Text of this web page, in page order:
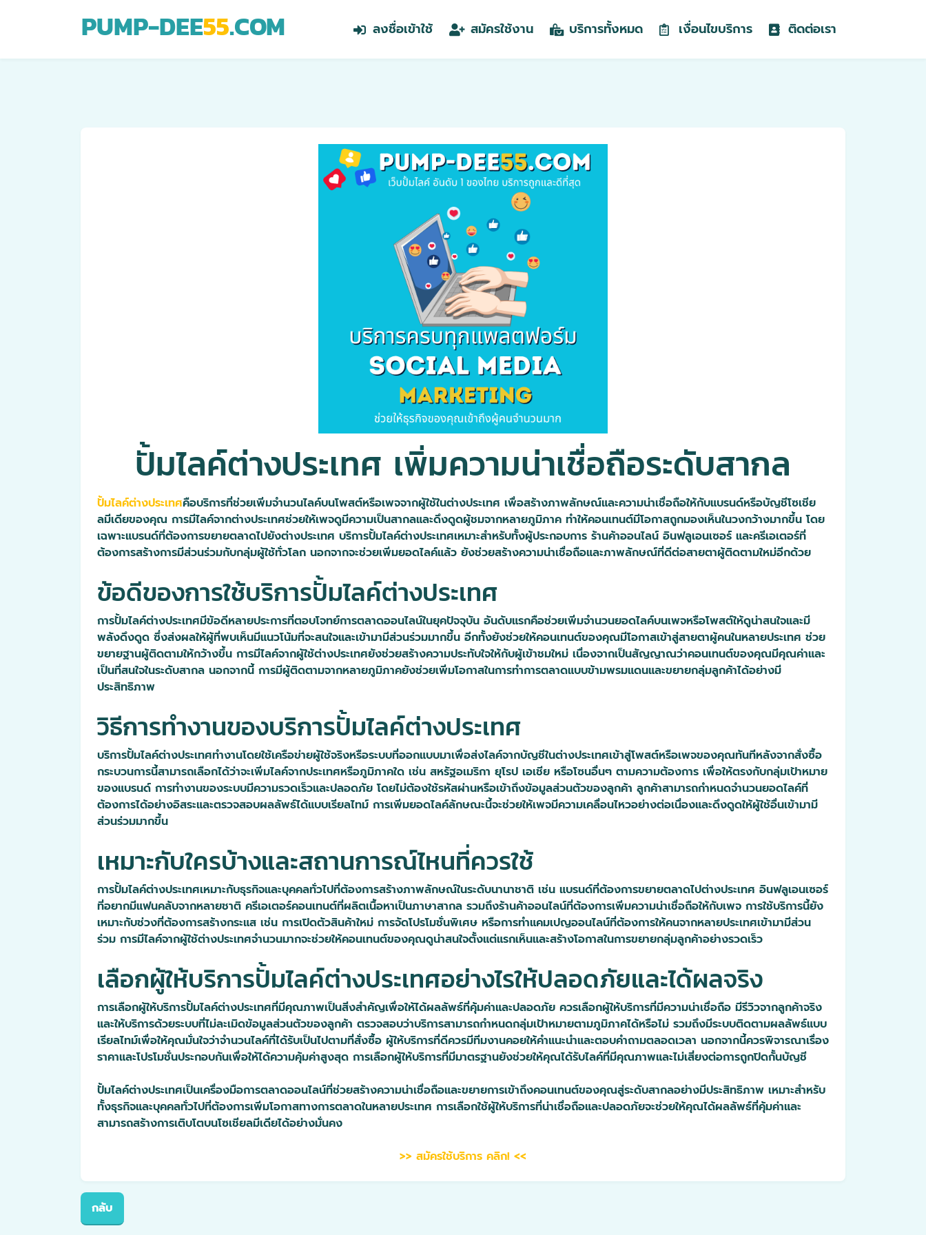
PUMP-DEE55.COM ลงชื่อเข้าใช้ สมัครใช้งาน บริการทั้งหมด เงื่อนไขบริการ ติดต่อเรา
ปั้มไลค์ต่างประเทศ เพิ่มความน่าเชื่อถือระดับสากล
ปั้มไลค์ต่างประเทศคือบริการที่ช่วยเพิ่มจำนวนไลค์บนโพสต์หรือเพจจากผู้ใช้ในต่างประเทศ เพื่อสร้างภาพลักษณ์และความน่าเชื่อถือให้กับแบรนด์หรือบัญชีโซเชีย
ลมีเดียของคุณ การมีไลค์จากต่างประเทศช่วยให้เพจดูมีความเป็นสากลและดึงดูดผู้ชมจากหลายภูมิภาค ทำให้คอนเทนต์มีโอกาสถูกมองเห็นในวงกว้างมากขึ้น โดย
เฉพาะแบรนด์ที่ต้องการขยายตลาดไปยังต่างประเทศ บริการปั้มไลค์ต่างประเทศเหมาะสำหรับทั้งผู้ประกอบการ ร้านค้าออนไลน์ อินฟลูเอนเซอร์ และครีเอเตอร์ที่
ต้องการสร้างการมีส่วนร่วมกับกลุ่มผู้ใช้ทั่วโลก นอกจากจะช่วยเพิ่มยอดไลค์แล้ว ยังช่วยสร้างความน่าเชื่อถือและภาพลักษณ์ที่ดีต่อสายตาผู้ติดตามใหม่อีกด้วย
ข้อดีของการใช้บริการปั้มไลค์ต่างประเทศ
การปั้มไลค์ต่างประเทศมีข้อดีหลายประการที่ตอบโจทย์การตลาดออนไลน์ในยุคปัจจุบัน อันดับแรกคือช่วยเพิ่มจำนวนยอดไลค์บนเพจหรือโพสต์ให้ดูน่าสนใจและมี
พลังดึงดูด ซึ่งส่งผลให้ผู้ที่พบเห็นมีแนวโน้มที่จะสนใจและเข้ามามีส่วนร่วมมากขึ้น อีกทั้งยังช่วยให้คอนเทนต์ของคุณมีโอกาสเข้าสู่สายตาผู้คนในหลายประเทศ ช่วย
ขยายฐานผู้ติดตามให้กว้างขึ้น การมีไลค์จากผู้ใช้ต่างประเทศยังช่วยสร้างความประทับใจให้กับผู้เข้าชมใหม่ เนื่องจากเป็นสัญญาณว่าคอนเทนต์ของคุณมีคุณค่าและ
เป็นที่สนใจในระดับสากล นอกจากนี้ การมีผู้ติดตามจากหลายภูมิภาคยังช่วยเพิ่มโอกาสในการทำการตลาดแบบข้ามพรมแดนและขยายกลุ่มลูกค้าได้อย่างมี
ประสิทธิภาพ
วิธีการทำงานของบริการปั้มไลค์ต่างประเทศ
บริการปั้มไลค์ต่างประเทศทำงานโดยใช้เครือข่ายผู้ใช้จริงหรือระบบที่ออกแบบมาเพื่อส่งไลค์จากบัญชีในต่างประเทศเข้าสู่โพสต์หรือเพจของคุณทันทีหลังจากสั่งซื้อ
กระบวนการนี้สามารถเลือกได้ว่าจะเพิ่มไลค์จากประเทศหรือภูมิภาคใด เช่น สหรัฐอเมริกา ยุโรป เอเชีย หรือโซนอื่นๆ ตามความต้องการ เพื่อให้ตรงกับกลุ่มเป้าหมาย
ของแบรนด์ การทำงานของระบบมีความรวดเร็วและปลอดภัย โดยไม่ต้องใช้รหัสผ่านหรือเข้าถึงข้อมูลส่วนตัวของลูกค้า ลูกค้าสามารถกำหนดจำนวนยอดไลค์ที่
ต้องการได้อย่างอิสระและตรวจสอบผลลัพธ์ได้แบบเรียลไทม์ การเพิ่มยอดไลค์ลักษณะนี้จะช่วยให้เพจมีความเคลื่อนไหวอย่างต่อเนื่องและดึงดูดให้ผู้ใช้อื่นเข้ามามี
ส่วนร่วมมากขึ้น
เหมาะกับใครบ้างและสถานการณ์ไหนที่ควรใช้
การปั้มไลค์ต่างประเทศเหมาะกับธุรกิจและบุคคลทั่วไปที่ต้องการสร้างภาพลักษณ์ในระดับนานาชาติ เช่น แบรนด์ที่ต้องการขยายตลาดไปต่างประเทศ อินฟลูเอนเซอร์
ที่อยากมีแฟนคลับจากหลายชาติ ครีเอเตอร์คอนเทนต์ที่ผลิตเนื้อหาเป็นภาษาสากล รวมถึงร้านค้าออนไลน์ที่ต้องการเพิ่มความน่าเชื่อถือให้กับเพจ การใช้บริการนี้ยัง
เหมาะกับช่วงที่ต้องการสร้างกระแส เช่น การเปิดตัวสินค้าใหม่ การจัดโปรโมชั่นพิเศษ หรือการทำแคมเปญออนไลน์ที่ต้องการให้คนจากหลายประเทศเข้ามามีส่วน
ร่วม การมีไลค์จากผู้ใช้ต่างประเทศจำนวนมากจะช่วยให้คอนเทนต์ของคุณดูน่าสนใจตั้งแต่แรกเห็นและสร้างโอกาสในการขยายกลุ่มลูกค้าอย่างรวดเร็ว
เลือกผู้ให้บริการปั้มไลค์ต่างประเทศอย่างไรให้ปลอดภัยและได้ผลจริง
การเลือกผู้ให้บริการปั้มไลค์ต่างประเทศที่มีคุณภาพเป็นสิ่งสำคัญเพื่อให้ได้ผลลัพธ์ที่คุ้มค่าและปลอดภัย ควรเลือกผู้ให้บริการที่มีความน่าเชื่อถือ มีรีวิวจากลูกค้าจริง
และให้บริการด้วยระบบที่ไม่ละเมิดข้อมูลส่วนตัวของลูกค้า ตรวจสอบว่าบริการสามารถกำหนดกลุ่มเป้าหมายตามภูมิภาคได้หรือไม่ รวมถึงมีระบบติดตามผลลัพธ์แบบ
เรียลไทม์เพื่อให้คุณมั่นใจว่าจำนวนไลค์ที่ได้รับเป็นไปตามที่สั่งซื้อ ผู้ให้บริการที่ดีควรมีทีมงานคอยให้คำแนะนำและตอบคำถามตลอดเวลา นอกจากนี้ควรพิจารณาเรื่อง
ราคาและโปรโมชั่นประกอบกันเพื่อให้ได้ความคุ้มค่าสูงสุด การเลือกผู้ให้บริการที่มีมาตรฐานยังช่วยให้คุณได้รับไลค์ที่มีคุณภาพและไม่เสี่ยงต่อการถูกปิดกั้นบัญชี
ปั้มไลค์ต่างประเทศเป็นเครื่องมือการตลาดออนไลน์ที่ช่วยสร้างความน่าเชื่อถือและขยายการเข้าถึงคอนเทนต์ของคุณสู่ระดับสากลอย่างมีประสิทธิภาพ เหมาะสำหรับ
ทั้งธุรกิจและบุคคลทั่วไปที่ต้องการเพิ่มโอกาสทางการตลาดในหลายประเทศ การเลือกใช้ผู้ให้บริการที่น่าเชื่อถือและปลอดภัยจะช่วยให้คุณได้ผลลัพธ์ที่คุ้มค่าและ
สามารถสร้างการเติบโตบนโซเชียลมีเดียได้อย่างมั่นคง
>> สมัครใช้บริการ คลิก! <<
กลับ